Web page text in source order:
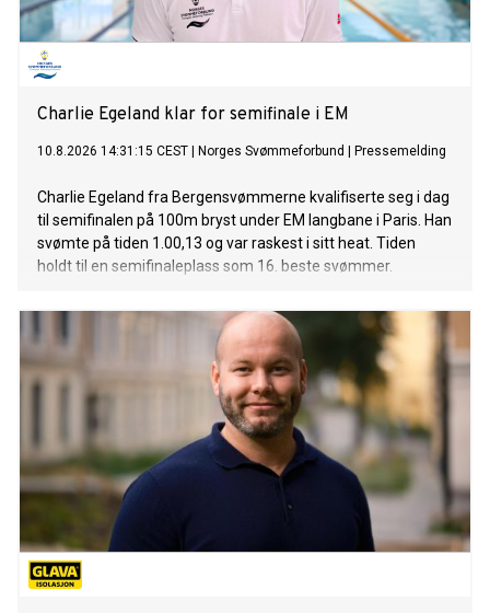
Charlie Egeland klar for semifinale i EM
10.8.2026 14:31:15 CEST Norges Svømmeforbund Pressemelding
Charlie Egeland fra Bergensvømmerne kvalifiserte seg i dag
til semifinalen på 100m bryst under EM langbane i Paris. Han
svømte på tiden 1.00,13 og var raskest i sitt heat. Tiden
holdt til en semifinaleplass som 16. beste svømmer.